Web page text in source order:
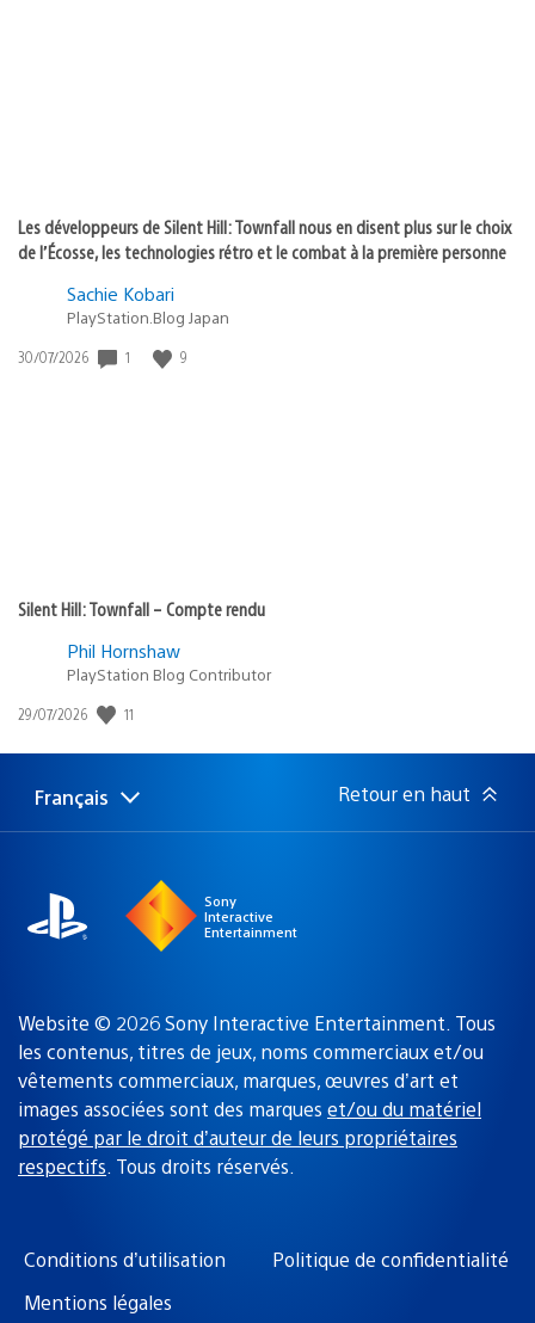
Les développeurs de Silent Hill: Townfall nous en disent plus sur le choix
de l’Écosse, les technologies rétro et le combat à la première personne
Sachie Kobari
PlayStation.Blog Japan
Date
30/07/2026 1 9
Silent Hill: Townfall – Compte rendu
Phil Hornshaw
PlayStation Blog Contributor
Date
publication
29/07/2026 11
Choisir
une
Région
actuelle
Français Retour en haut
Sony
Interactive
Entertainment
Website © 2026 Sony Interactive Entertainment. Tous
les contenus, titres de jeux, noms commerciaux et/ou
vêtements commerciaux, marques, œuvres d’art et
images associées sont des marques et/ou du matériel
protégé par le droit d’auteur de leurs propriétaires
respectifs. Tous droits réservés.
Conditions d’utilisation
Politique de confidentialité
Mentions légales